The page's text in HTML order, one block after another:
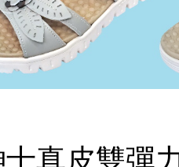
真皮雙彈